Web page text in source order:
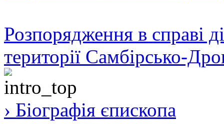
Розпорядження в справі
території Самбірсько-
› Біографія єпископа